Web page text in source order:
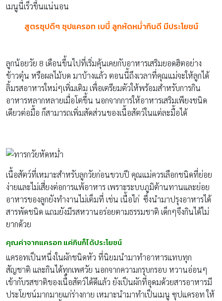
เมนูนี้เร็วขึ้นแน่นอน
สูตรซุปดีๆ ซุปแครอท เบบี๋ ลูกหัดหม่ำกินดี มีประโยชน์
ลูกน้อยวัย 8 เดือนขึ้นไปที่เริ่มคุ้นเคยกับอาหารเสริมยอดฮิตอย่าง
ข้าวตุ๋น หรือผลไม้บด มาบ้างแล้ว ตอนนี้ถึงเวลาที่คุณแม่จะให้ลูกได้
ลิ้มรสอาหารใหม่ๆเพิ่มเติม เพื่อเตรียมตัวให้พร้อมสำหรับการกิน
อาหารหลากหลายเมื่อโตขึ้น นอกจากการให้อาหารเสริมเพียงชนิด
เดียวต่อมื้อ ก็สามารถเพิ่มสัดส่วนของเนื้อสัตว์ในแต่ละมื้อได้
เนื้อสัตว์ที่เหมาะสำหรับลูกวัยก่อนขวบปี คุณแม่ควรเลือกชนิดที่ย่อย
ง่ายและไม่เสี่ยงต่อการแพ้อาหาร เพราะระบบภูมิต้านทานและย่อย
อาหารของลูกยังทำงานไม่เต็มที่ เช่น เนื้อไก่ ซึ่งนำมาปรุงอาหารได้
สารพัดชนิด แถมยังมีรสหวานอร่อยตามธรรมชาติ เด็กๆจึงกินได้ไม่
ยากด้วย
คุณค่าจากแครอท แค่กินก็ได้ประโยชน์
แครอทเป็นหนึ่งในผักชนิดหัว ที่นิยมนำมาทำอาหารแทบทุก
สัญชาติ และกินได้ทุกเพศวัย นอกจากความกรุบกรอบ หวานอ่อนๆ
เข้ากับรสชาติของเนื้อสัตว์ได้ดีแล้ว ยังเป็นผักที่อุดมด้วยสารอาหารมี
ประโยชน์มากมายแก่ร่างกาย เหมาะนำมาทำเป็นเมนู ซุปแครอท ให้